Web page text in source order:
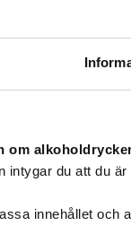
om
intygar du att du är
innehållet och